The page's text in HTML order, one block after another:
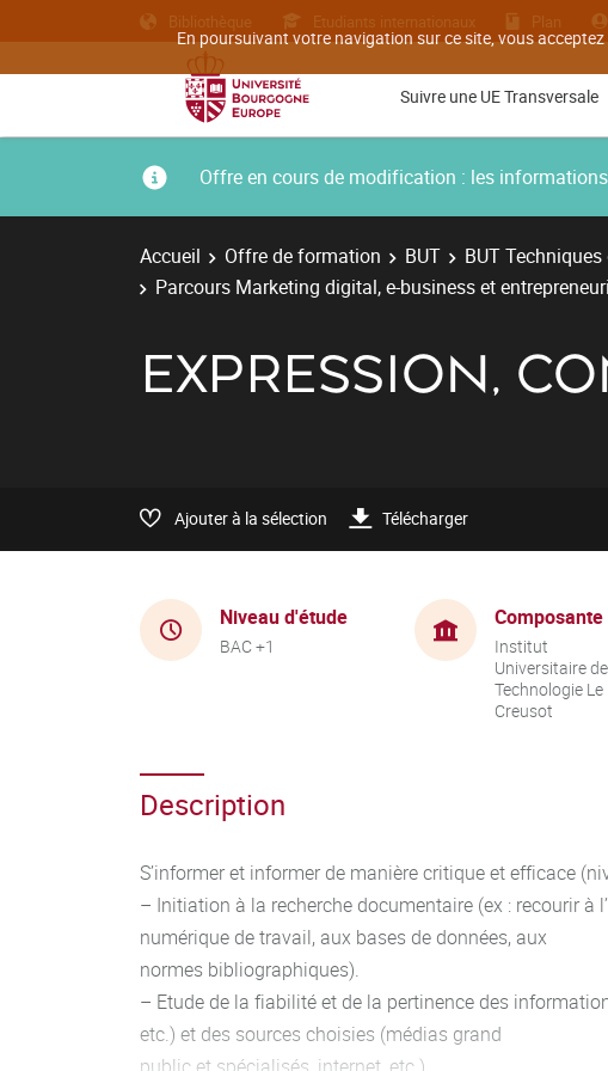
En poursuivant votre navigation sur ce site, vous
Bibliothèque Etudiants internationaux Plan
Suivre une UE Transversale
Offre en cours de modification : les
Accueil Offre de formation BUT
BUT
Parcours Marketing digital, e-business et
EXPRESSION,
Ajouter à la sélection Télécharger
Niveau d'étude
BAC +1
Composante
Institut
Universitaire de
Technologie Le
Creusot
Description
S’informer et informer de manière critique et efficace
– Initiation à la recherche documentaire (ex : recourir à
numérique de travail, aux bases de données, aux
normes bibliographiques).
– Etude de la fiabilité et de la pertinence des
etc.) et des sources choisies (médias grand